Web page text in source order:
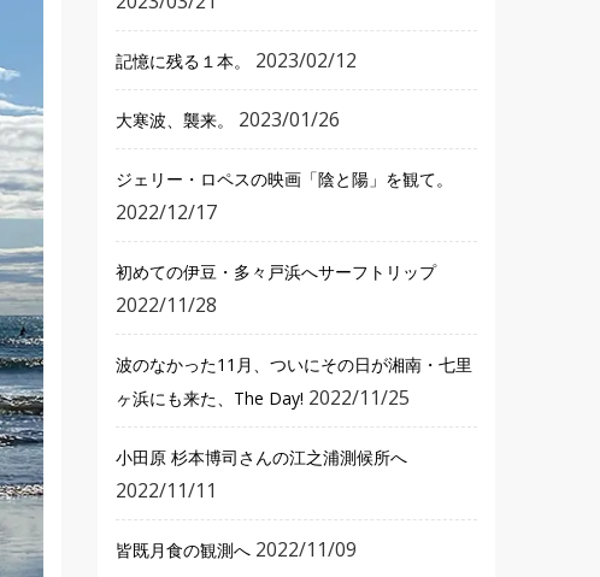
記憶に残る１本。 2023/02/12
大寒波、襲来。 2023/01/26
ジェリー・ロペスの映画「陰と陽」を観て。
2022/12/17
初めての伊豆・多々戸浜へサーフトリップ
2022/11/28
波のなかった11月、ついにその日が湘南・七里
ヶ浜にも来た、The Day! 2022/11/25
小田原 杉本博司さんの江之浦測候所へ
2022/11/11
皆既月食の観測へ 2022/11/09